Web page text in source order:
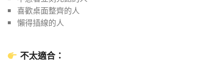
喜歡桌面整齊的人
懶得插線的人
不太適合：